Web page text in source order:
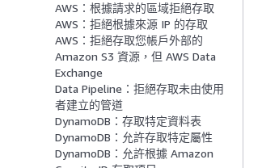
AWS：根據請求的區域拒絕存取
AWS：拒絕根據來源 IP 的存取
AWS：拒絕存取您帳戶外部的
Amazon S3 資源，但 AWS Data
Exchange
Data Pipeline：拒絕存取未由使用
者建立的管道
DynamoDB：存取特定資料表
DynamoDB：允許存取特定屬性
DynamoDB：允許根據 Amazon